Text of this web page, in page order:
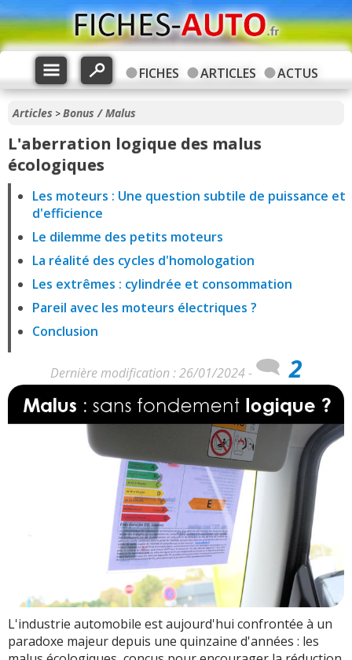
FICHES ARTICLES ACTUS
Articles >Bonus / Malus
L'aberration logique des malus
écologiques
Les moteurs : Une question subtile de puissance et
d'efficience
Le dilemme des petits moteurs
La réalité des cycles d'homologation
Les extrêmes : cylindrée et consommation
Pareil avec les moteurs électriques ?
Conclusion
Dernière modification : 26/01/2024 - 2
L'industrie automobile est aujourd'hui confrontée à un
paradoxe majeur depuis une quinzaine d'années : les